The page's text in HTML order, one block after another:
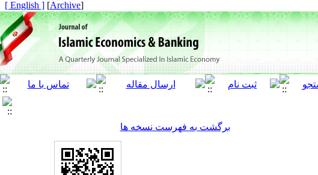
[
Archive
]
[ English ]
برگشت به فهرست نسخه ها